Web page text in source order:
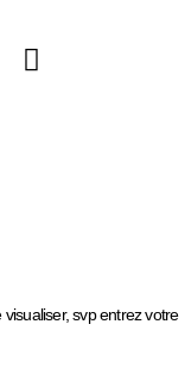
svp entrez votre